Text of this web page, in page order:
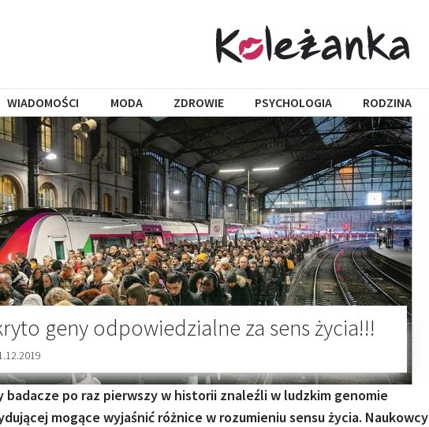
WIADOMOŚCI MODA ZDROWIE PSYCHOLOGIA RODZINA
geny odpowiedzialne za sens życia!!!
badacze po raz pierwszy w historii znaleźli w ludzkim genomie
mogące wyjaśnić różnice w rozumieniu sensu życia. Naukowcy